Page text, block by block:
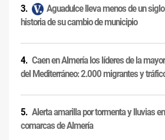
Aguadulce lleva menos de un
historia de su cambio de municipio
Caen en Almería los líderes de la
del Mediterráneo: 2.000 migrantes y
Alerta amarilla por tormenta y lluvias
comarcas de Almería